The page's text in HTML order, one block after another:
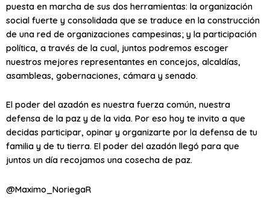
puesta en marcha de sus dos herramientas: la organización
social fuerte y consolidada que se traduce en la construcción
de una red de organizaciones campesinas; y la participación
política, a través de la cual, juntos podremos escoger
nuestros mejores representantes en concejos, alcaldías,
asambleas, gobernaciones, cámara y senado.
El poder del azadón es nuestra fuerza común, nuestra
defensa de la paz y de la vida. Por eso hoy te invito a que
decidas participar, opinar y organizarte por la defensa de tu
familia y de tu tierra. El poder del azadón llegó para que
juntos un día recojamos una cosecha de paz.
@Maximo_NoriegaR